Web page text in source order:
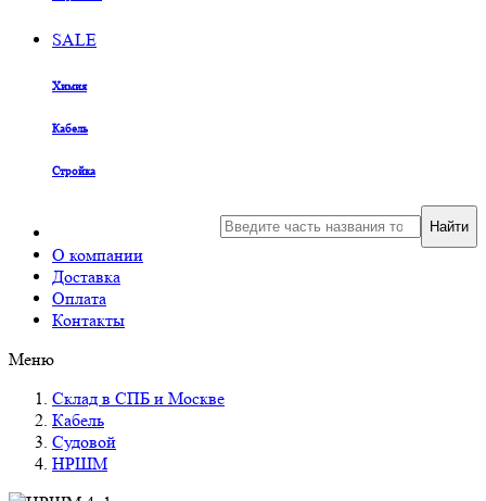
SALE
Химия
Кабель
Стройка
О компании
Доставка
Оплата
Контакты
Найти
Меню
Склад в СПБ и Москве
Кабель
Судовой
НРШМ